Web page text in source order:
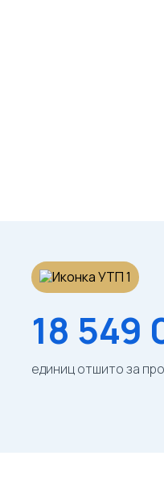
(белая)
18 549
единиц отшито за